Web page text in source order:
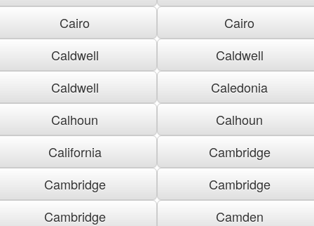
Cairo
Cairo
Caldwell
Caldwell
Caldwell
Caledonia
Calhoun
Calhoun
California
Cambridge
Cambridge
Cambridge
Cambridge
Camden